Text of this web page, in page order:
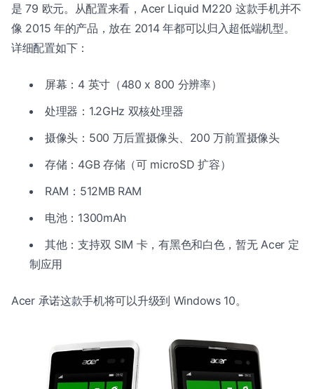
是 79 欧元。从配置来看，Acer Liquid M220 这款手机并不
像 2015 年的产品，放在 2014 年都可以归入超低端机型。
详细配置如下：
屏幕：4 英寸（480 x 800 分辨率）
处理器：1.2GHz 双核处理器
摄像头：500 万后置摄像头、200 万前置摄像头
存储：4GB 存储（可 microSD 扩容）
RAM：512MB RAM
电池：1300mAh
其他：支持双 SIM 卡，有黑色和白色，暂无 Acer 定
制应用
Acer 承诺这款手机将可以升级到 Windows 10。